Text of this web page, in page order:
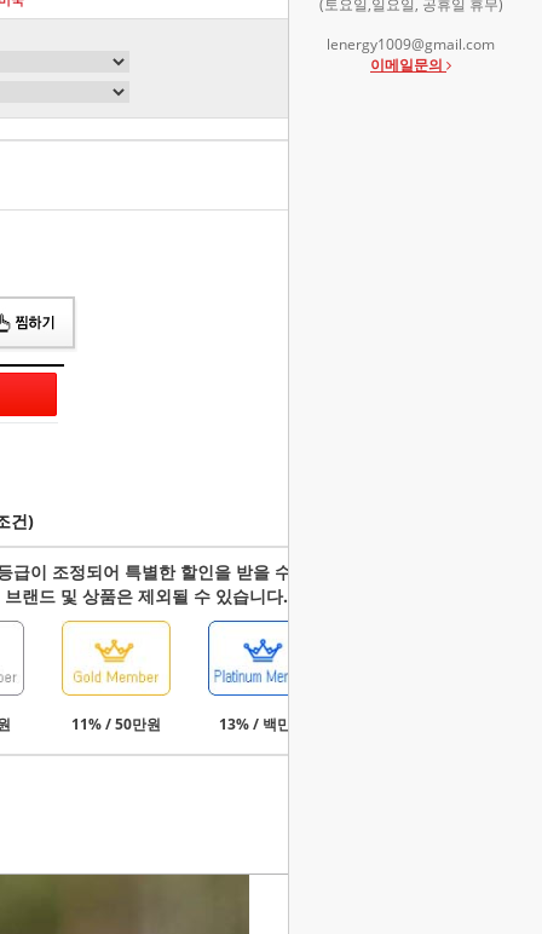
(토요일,일요일, 공휴일 휴무)
lenergy1009@gmail.com
이메일문의
건)
급이 조정되어 특별한 할인을 받을 수 있습니다.
랜드 및 상품은 제외될 수 있습니다.
11% / 50만원 13% / 백만원